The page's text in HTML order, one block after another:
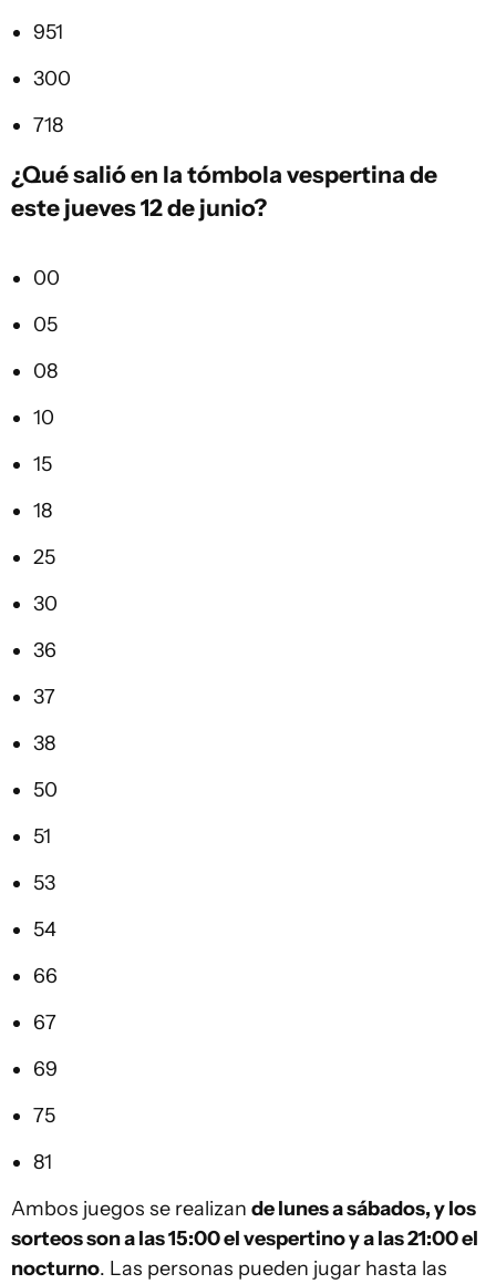
951
300
718
¿Qué salió en latómbola vespertinade
este jueves 12 de junio?
00
05
08
10
15
18
25
30
36
37
38
50
51
53
54
66
67
69
75
81
Ambos juegos se realizan de lunes a sábados, y los
sorteos son a las 15:00 el vespertino y a las 21:00 el
nocturno. Las personas pueden jugar hasta las